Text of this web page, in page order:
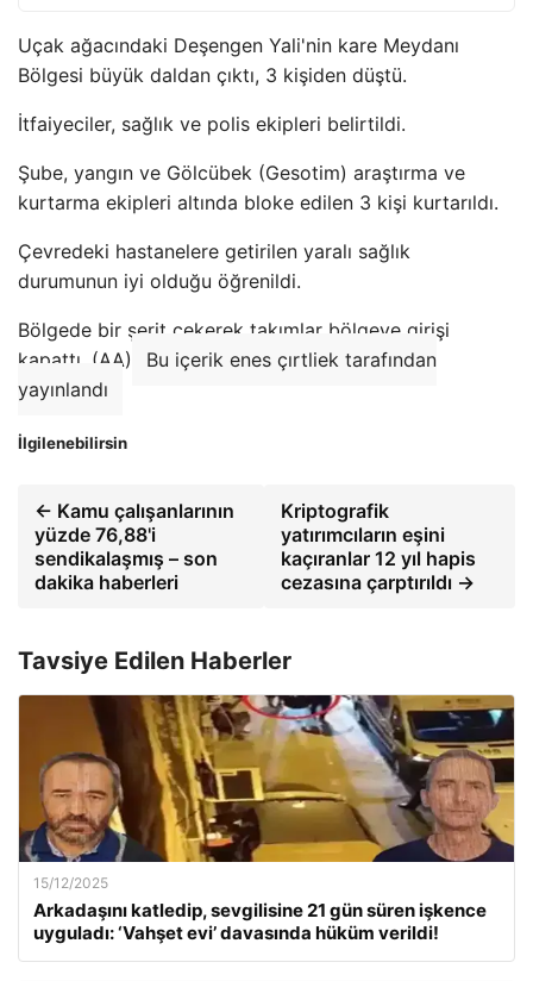
Uçak ağacındaki Deşengen Yali'nin kare Meydanı
Bölgesi büyük daldan çıktı, 3 kişiden düştü.
İtfaiyeciler, sağlık ve polis ekipleri belirtildi.
Şube, yangın ve Gölcübek (Gesotim) araştırma ve
kurtarma ekipleri altında bloke edilen 3 kişi kurtarıldı.
Çevredeki hastanelere getirilen yaralı sağlık
durumunun iyi olduğu öğrenildi.
Bölgede bir şerit çekerek takımlar bölgeye girişi
kapattı. (AA)
Bu içerik enes çırtliek tarafından
yayınlandı
İlgilenebilirsin
← Kamu çalışanlarının
yüzde 76,88'i
sendikalaşmış – son
dakika haberleri
Kriptografik
yatırımcıların eşini
kaçıranlar 12 yıl hapis
cezasına çarptırıldı →
Tavsiye Edilen Haberler
15/12/2025
Arkadaşını katledip, sevgilisine 21 gün süren işkence
uyguladı: ‘Vahşet evi’ davasında hüküm verildi!